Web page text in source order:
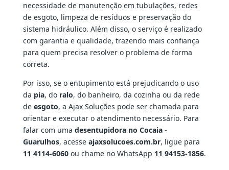
necessidade de manutenção em tubulações, redes
de esgoto, limpeza de resíduos e preservação do
sistema hidráulico. Além disso, o serviço é realizado
com garantia e qualidade, trazendo mais confiança
para quem precisa resolver o problema de forma
correta.
Por isso, se o entupimento está prejudicando o uso
da pia, do ralo, do banheiro, da cozinha ou da rede
de esgoto, a Ajax Soluções pode ser chamada para
orientar e executar o atendimento necessário. Para
falar com uma desentupidora no Cocaia -
Guarulhos, acesse ajaxsolucoes.com.br, ligue para
11 4114-6060ou chame no WhatsApp 11 94153-1856.